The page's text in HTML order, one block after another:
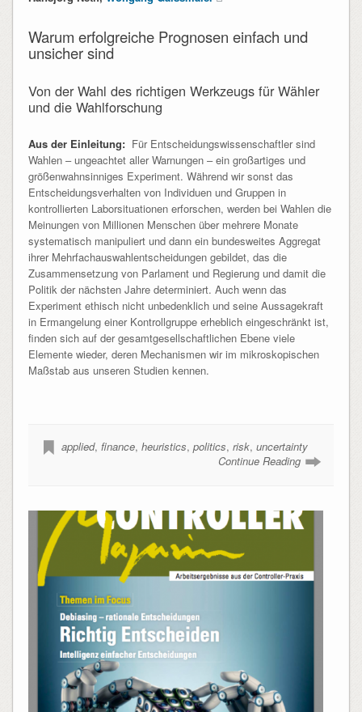
Warum erfolgreiche Prognosen einfach und
unsicher sind
Von der Wahl des richtigen Werkzeugs für Wähler
und die Wahlforschung
Aus der Einleitung: Für Entscheidungswissenschaftler sind
Wahlen – ungeachtet aller Warnungen – ein großartiges und
größenwahnsinniges Experiment. Während wir sonst das
Entscheidungsverhalten von Individuen und Gruppen in
kontrollierten Laborsituationen erforschen, werden bei Wahlen die
Meinungen von Millionen Menschen über mehrere Monate
systematisch manipuliert und dann ein bundesweites Aggregat
ihrer Mehrfachauswahlentscheidungen gebildet, das die
Zusammensetzung von Parlament und Regierung und damit die
Politik der nächsten Jahre determiniert. Auch wenn das
Experiment ethisch nicht unbedenklich und seine Aussagekraft
in Ermangelung einer Kontrollgruppe erheblich eingeschränkt ist,
finden sich auf der gesamtgesellschaftlichen Ebene viele
Elemente wieder, deren Mechanismen wir im mikroskopischen
Maßstab aus unseren Studien kennen.
applied, finance, heuristics, politics, risk, uncertainty
Continue Reading